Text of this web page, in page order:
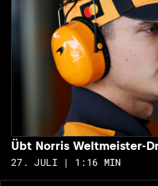
Übt Norris Weltmeister-
27. JULI | 1:16 MIN